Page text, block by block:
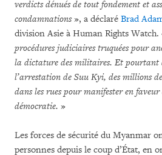
verdicts dénués de tout fondement et
condamnations», a déclaré Brad
division Asie à Human Rights Watch.
procédures judiciaires truquées pour
la dictature des militaires. Et pourtant
l’arrestation de Suu Kyi, des millions
dans les rues pour manifester en
démocratie. »
Les forces de sécurité du Myanmar
personnes depuis le coup d’État, en